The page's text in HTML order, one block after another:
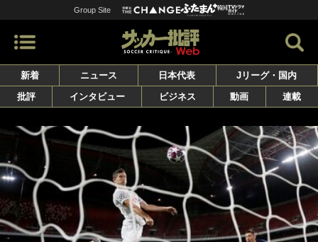
Group Site
新着 ニュース 日本代表
Jリーグ・国内
批評
インタビュー ビジネス 動画 連載